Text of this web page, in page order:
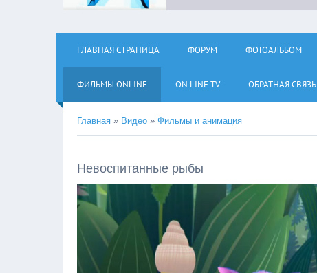
ГЛАВНАЯ СТРАНИЦА ФОРУМ ФОТОАЛЬБОМ
ФИЛЬМЫ ОNLINE ON LINE TV ОБРАТНАЯ СВЯЗЬ
Главная » Видео » Фильмы и анимация
Невоспитанные рыбы